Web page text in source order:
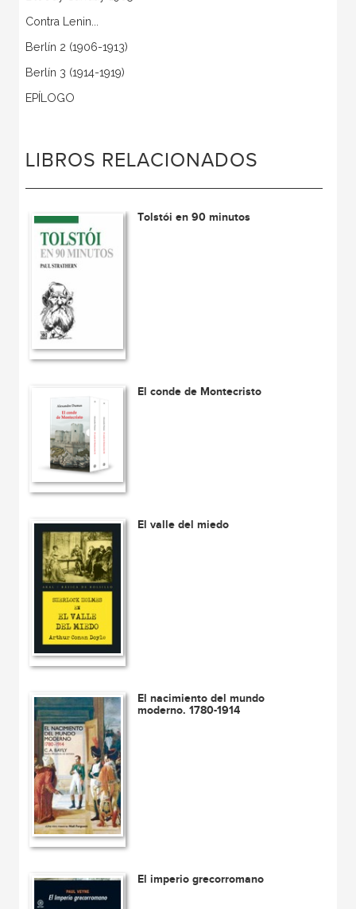
Contra Lenin...
Berlín 2 (1906-1913)
Berlín 3 (1914-1919)
EPÍLOGO
LIBROS RELACIONADOS
Tolstói en 90 minutos
El conde de Montecristo
El valle del miedo
El nacimiento del mundo
moderno. 1780-1914
El imperio grecorromano